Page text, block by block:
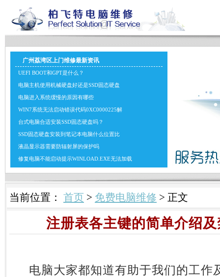
广州荔湾区上门维修最新资讯
UEFI BOOT和GPT是什么？
电脑主机使用机械硬盘好还是SSD固态硬盘
电脑进入系统缓慢的原因有哪些
WIN7系统无法启动错误代码0XC0000225解
台式电脑合适安装SSD固态硬盘吗？
SSD固态硬盘安装到笔记本电脑什么位置比
液晶显示器需要防辐射屏的保护吗
修复电脑不能启动提示WINLOAD.EXE无法加载
当前位置： 首页 > 免费电脑维修 > 正文
注册表各主键的简单介绍
电脑大家都知道有助于我们的工作